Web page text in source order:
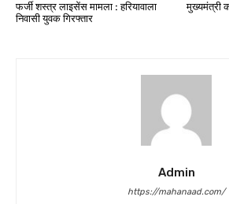
फर्जी शस्त्र लाइसेंस मामला : हरियावाला
निवासी युवक गिरफ्तार
मुख्यमंत्री
Admin
https://mahanaad.com/